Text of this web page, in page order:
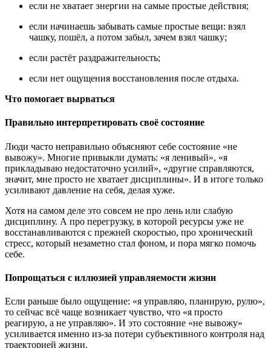
если не хватает энергии на самые простые действия;
если начинаешь забывать самые простые вещи: взял
чашку, пошёл, а потом забыл, зачем взял чашку;
если растёт раздражительность;
если нет ощущения восстановления после отдыха.
Что помогает вырваться
Правильно интерпретировать своё состояние
Люди часто неправильно объясняют себе состояние «не
вывожу». Многие привыкли думать: «я ленивый», «я
прикладываю недостаточно усилий», «другие справляются,
значит, мне просто не хватает дисциплины». И в итоге только
усиливают давление на себя, делая хуже.
Хотя на самом деле это совсем не про лень или слабую
дисциплину. А про перегрузку, в которой ресурсы уже не
восстанавливаются с прежней скоростью, про хронический
стресс, который незаметно стал фоном, и пора мягко помочь
себе.
Попрощаться с иллюзией управляемости жизни
Если раньше было ощущение: «я управляю, планирую, рулю»,
то сейчас всё чаще возникает чувство, что «я просто
реагирую, а не управляю». И это состояние «не вывожу»
усиливается именно из-за потери субъективного контроля над
траекторией жизни.